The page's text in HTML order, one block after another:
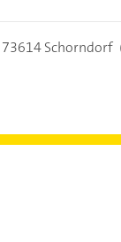
73614 Schorndorf